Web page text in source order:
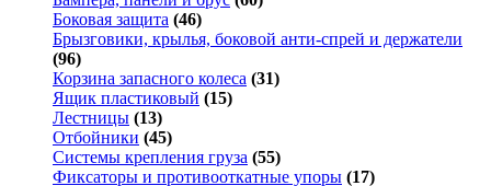
Боковая защита (46)
Брызговики, крылья, боковой анти-спрей и держатели
(96)
Корзина запасного колеса (31)
Ящик пластиковый (15)
Лестницы (13)
Отбойники (45)
Системы крепления груза (55)
Фиксаторы и противооткатные упоры (17)